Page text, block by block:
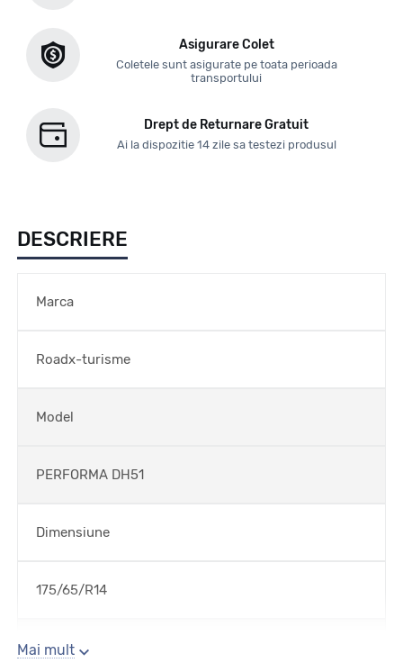
Asigurare Colet
Coletele sunt asigurate pe toata perioada
transportului
Drept de Returnare Gratuit
Ai la dispozitie 14 zile sa testezi produsul
DESCRIERE
Marca
Roadx-turisme
Model
PERFORMA DH51
Dimensiune
175/65/R14
Sezon
Mai mult